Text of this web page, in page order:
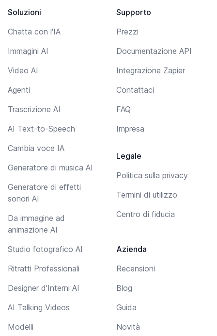
Soluzioni
Chatta con l'IA
Immagini AI
Video AI
Agenti
Trascrizione AI
AI Text-to-Speech
Cambia voce IA
Generatore di musica AI
Generatore di effetti
sonori AI
Da immagine ad
animazione AI
Studio fotografico AI
Ritratti Professionali
Designer d'Interni AI
AI Talking Videos
Modelli
Supporto
Prezzi
Documentazione API
Integrazione Zapier
Contattaci
FAQ
Impresa
Legale
Politica sulla privacy
Termini di utilizzo
Centro di fiducia
Azienda
Recensioni
Blog
Guida
Novità